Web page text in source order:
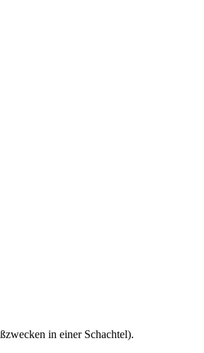
in einer Schachtel).